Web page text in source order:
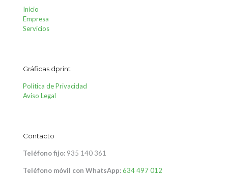
Inicio
Empresa
Servicios
Gráficas dprint
Política de Privacidad
Aviso Legal
Contacto
Teléfono fijo: 935 140 361
Teléfono móvil con WhatsApp:634 497 012